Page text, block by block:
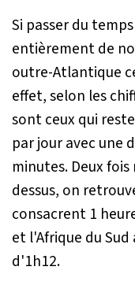
Si passer du
entièrement de
outre-Atlantique
effet, selon les
sont ceux qui
par jour avec une
minutes. Deux
dessus, on
consacrent 1
et l'Afrique du
d'1h12.